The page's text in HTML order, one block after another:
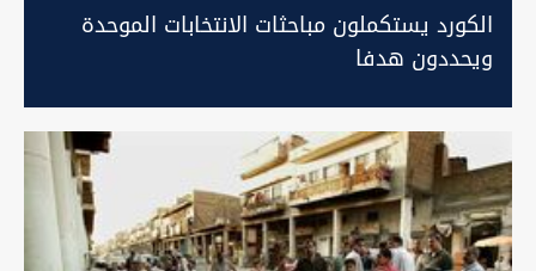
الكورد يستكملون مباحثات الانتخابات الموحدة
ويحددون هدفا